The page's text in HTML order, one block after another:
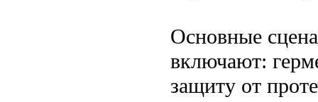
Основные
включают:
защиту от